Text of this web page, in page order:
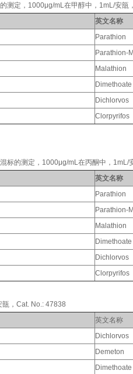
定，1000μg/mL在甲醇中，1mL/安瓿
英文名称
Parathion
Parathion-
Malathion
Dimethoate
Dichlorvos
Clorpyrifos
的测定，1000μg/mL在丙酮中，1mL/
英文名称
Parathion
Parathion-
Malathion
Dimethoate
Dichlorvos
Clorpyrifos
，Cat. No.: 47838
英文名称
Dichlorvos
Demeton
Dimethoate